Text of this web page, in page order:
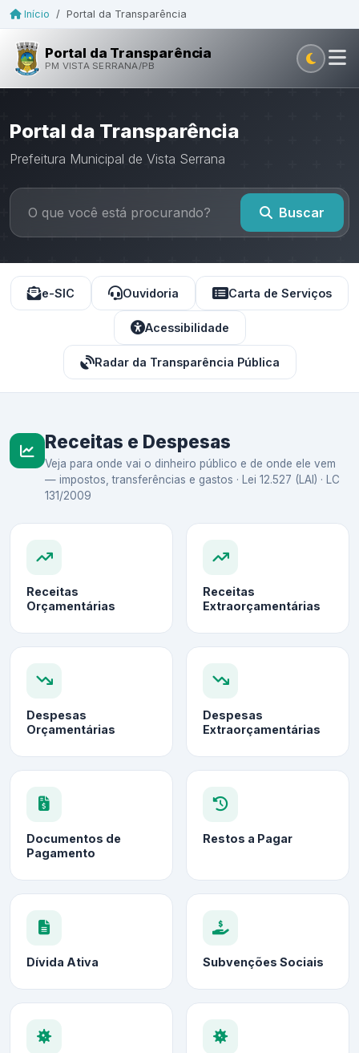
Início / Portal da Transparência
Portal da Transparência
PM VISTA SERRANA/PB
Portal da Transparência
Prefeitura Municipal de Vista Serrana
Buscar
e-SIC Ouvidoria Carta de Serviços
Acessibilidade
Radar da Transparência Pública
Receitas e Despesas
Veja para onde vai o dinheiro público e de onde ele vem
— impostos, transferências e gastos · Lei 12.527 (LAI) · LC
131/2009
Receitas
Orçamentárias
Receitas
Extraorçamentárias
Despesas
Orçamentárias
Despesas
Extraorçamentárias
Documentos de
Pagamento
Restos a Pagar
Dívida Ativa Subvenções Sociais